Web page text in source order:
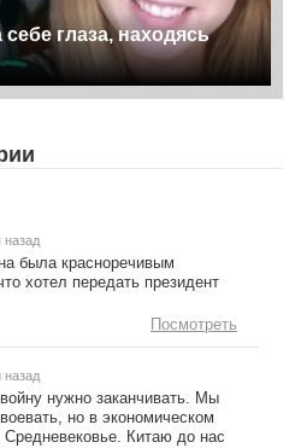
глаза, находясь
назад
была красноречивым
хотел передать президент
Посмотреть
назад
нужно заканчивать. Мы
но в экономическом
Средневековье. Китаю до нас